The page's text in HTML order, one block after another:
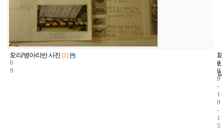
3
0
9
오리/병아리반 사진 [1]
1
4
9
2
0
0
9
-
1
0
-
1
5